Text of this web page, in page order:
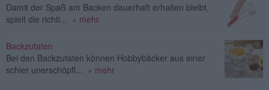
Damit der Spaß am Backen dauerhaft erhalten bleibt,
spielt die richti... » mehr
Backzutaten
Bei den Backzutaten können Hobbybäcker aus einer
schier unerschöpfl... » mehr